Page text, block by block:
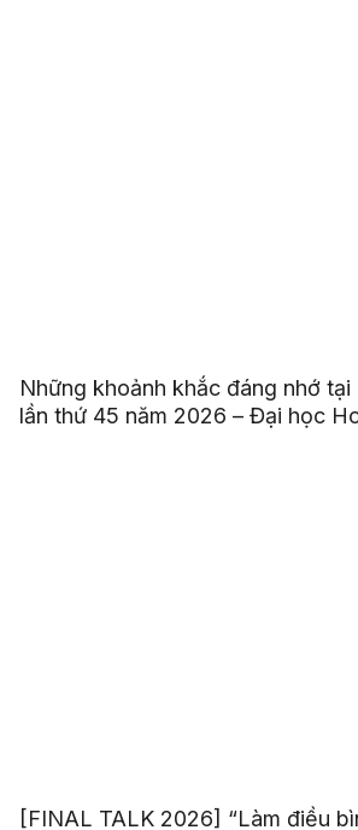
Những khoảnh khắc đáng nhớ
lần thứ 45 năm 2026 – Đại học
[FINAL TALK 2026] “Làm điều